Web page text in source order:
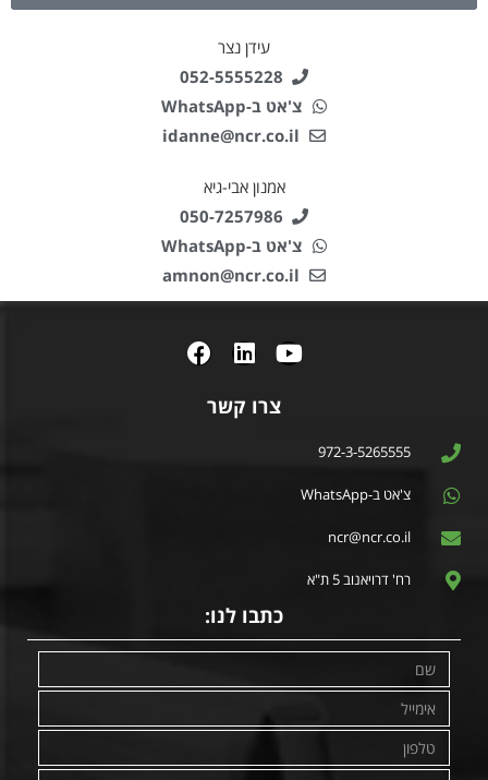
עידן נצר
052-5555228
צ'אט ב-WhatsApp
idanne@ncr.co.il
אמנון אבי-גיא
050-7257986
צ'אט ב-WhatsApp
amnon@ncr.co.il
צרו קשר
972-3-5265555
צ'אט ב-WhatsApp
ncr@ncr.co.il
רח' דרויאנוב 5 ת"א
כתבו לנו: